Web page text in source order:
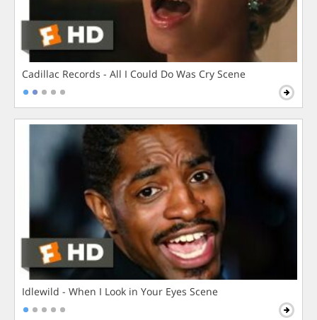
Cadillac Records - All I Could Do Was Cry Scene
Idlewild - When I Look in Your Eyes Scene